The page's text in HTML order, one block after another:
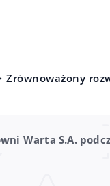
Zrównoważony
Warta S.A.